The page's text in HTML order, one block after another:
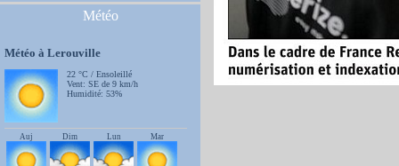
Météo
Météo à Lerouville
22 °C / Ensoleillé
Vent: SE de 9 km/h
Humidité: 53%
Auj Dim Lun Mar